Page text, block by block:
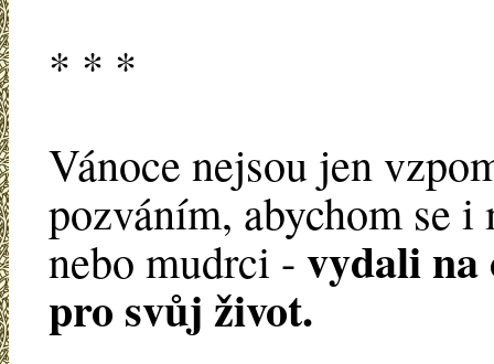
* * *
Vánoce nejsou jen
pozváním, abychom se
nebo mudrci - vydali na
pro svůj život.